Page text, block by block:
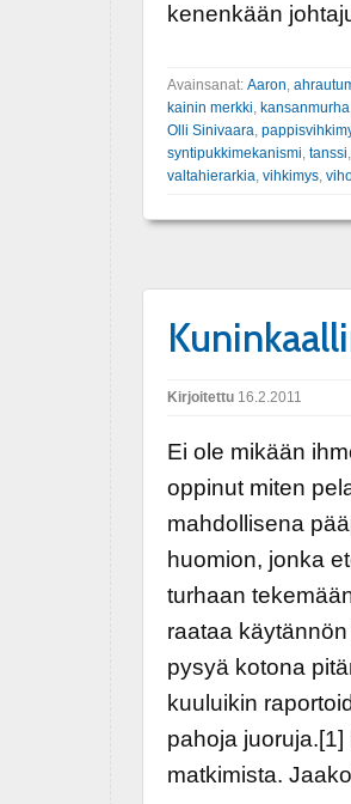
kenenkään
Avainsanat: Aaron
kainin merkki kansanmurha
Olli Sinivaara
syntipukkimekanismi tanssi
valtahierarkia vihkimys,
Kirjoitettu16.2.2011
Ei ole mikään
oppinut miten
mahdollisena
huomion, jonka
turhaan
raataa
pysyä kotona
kuuluikin
pahoja
matkimista.